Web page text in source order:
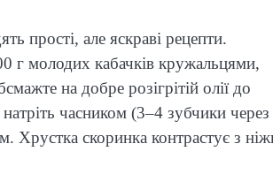
прості, але яскраві рецепти.
г молодих кабачків кружальцями,
на добре розігрітій олії до
часником (3–4 зубчики через
Хрустка скоринка контрастує з